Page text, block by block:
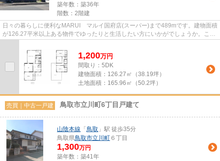
築年数：築36年
階数：2階建
日々の暮らしに便利なMARUI マルイ国府店(スーパー)まで489mです。建物面積
が126.27平米以上ある物件でゆったりと生活したい方にいかがでしょうか。こち
らはファミリー向けの物件です...
1,200万円
間取り：5DK
建物面積： 126.27㎡（38.19坪）
土地面積： 165.96㎡（50.2坪）
売買｜中古一戸建 鳥取市立川町6丁目戸建て
山陰本線 「鳥取 」駅 徒歩35分
鳥取県鳥取市立川町 ６丁目
1,300万円
築年数：築41年